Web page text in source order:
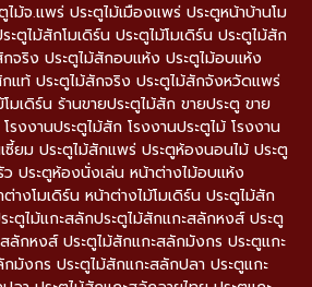
ม้จ.แพร่ ประตูไม้เมืองแพร่ ประตูหน้าบ้านโม
ะตูไม้สักโมเดิร์น ประตูไม้โมเดิร์น ประตูไม้สัก
จริง ประตูไม้สักอบแห้ง ประตูไม้อบแห้ง
แท้ ประตูไม้สักจริง ประตูไม้สักจังหวัดแพร่
มเดิร์น ร้านขายประตูไม้สัก ขายประตู ขาย
รงงานประตูไม้สัก โรงงานประตูไม้ โรงงาน
ซี้ยม ประตูไม้สักแพร่ ประตูห้องนอนไม้ ประตู
ประตูห้องนั่งเล่น หน้าต่างไม้อบแห้ง
างโมเดิร์น หน้าต่างไม้โมเดิร์น ประตูไม้สัก
ตูไม้แกะสลักประตูไม้สักแกะสลักหงส์ ประตู
ลักหงส์ ประตูไม้สักแกะสลักมังกร ประตูแกะ
มังกร ประตูไม้สักแกะสลักปลา ประตูแกะ